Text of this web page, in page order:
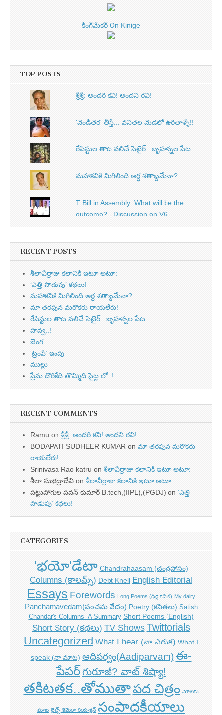
కింగ్‌మేకర్ On Kinige
TOP POSTS
శ్రీశ్రీ: అందరి కవి! అందని రవి!
'వెండితెర' తీస్తే... వనితల మెడలో ఉరితాళ్ళే!!
రేపిస్టుల తాట వలిచే సెటైర్ : బృహన్నల పేట
మహాకవికి మిగిలింది అర్ధ శతాబ్దమేనా?
T Bill in Assembly: What will be the
outcome? - Discussion on V6
RECENT POSTS
శీలావీర్రాజు కలానికి ఇటూ అటూ:
‘ఎత్తి పొడుపు’ కథలు!
మహాకవికి మిగిలింది అర్ధ శతాబ్దమేనా?
మా తరఫున మరొకరు రాయలేరు!
రేపిస్టుల తాట వలిచే సెటైర్ : బృహన్నల పేట
హవ్వ..!
బెంగ
‘ట్రంపే’ ఇంపు
ముల్లు
ప్రేమ దొరికేది తొమ్మిది సైట్ల లో..!
RECENT COMMENTS
Ramu on శ్రీశ్రీ: అందరి కవి! అందని రవి!
BODAPATI SUDHEER KUMAR on మా తరఫున మరొకరు
రాయలేరు!
Srinivasa Rao katru on శీలావీర్రాజు కలానికి ఇటూ అటూ:
శీలా సుభద్రాదేవి on శీలావీర్రాజు కలానికి ఇటూ అటూ:
పట్టుపోగుల పవన్ కుమార్ B.tech,(IIPL),(PGDJ) on ‘ఎత్తి
పొడుపు’ కథలు!
CATEGORIES
'భయో'డేటా Chandrahaasam (చంద్రహాసం)
Columns (కాలమ్స్) Debt Knell English Editorial
Essays Forewords Long Poems (ధీర్గ కవిత) My dairy
Panchamavedam(పంచమ వేదం) Poetry (కవితలు) Satish
Chandar's Columns- A Summary Short Poems (English)
Short Story (కథలు) TV Shows Twittorials
Uncategorized What I hear (నా ఎరుక) What I
speak (నా మాట) ఆదిపర్వం(Aadiparvam) ఈ-
పేపర్గురూజీ? వాట్ శిష్యా!
తకిటతక..తోముతాపద చిత్రం మాటకు
మాట లైట్స్-కెమెరా-రియాక్షన్ సంపాదకీయాలు